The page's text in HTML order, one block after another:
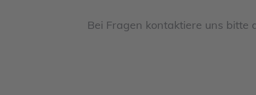
Bei Fragen kontaktiere uns bitte